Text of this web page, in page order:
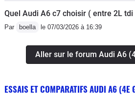
Quel Audi A6 c7 choisir ( entre 2L
Par boella le 07/03/2026 à 16:39
Aller sur le forum Audi A6
ESSAIS ET COMPARATIFS AUDI A6 (4E